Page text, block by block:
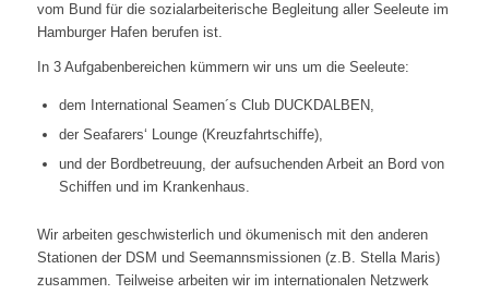
vom Bund für die sozialarbeiterische Begleitung aller Seeleute im
Hamburger Hafen berufen ist.
In 3 Aufgabenbereichen kümmern wir uns um die Seeleute:
dem International Seamen´s Club DUCKDALBEN,
der Seafarers‘ Lounge (Kreuzfahrtschiffe),
und der Bordbetreuung, der aufsuchenden Arbeit an Bord von
Schiffen und im Krankenhaus.
Wir arbeiten geschwisterlich und ökumenisch mit den anderen
Stationen der DSM und Seemannsmissionen (z.B. Stella Maris)
zusammen. Teilweise arbeiten wir im internationalen Netzwerk